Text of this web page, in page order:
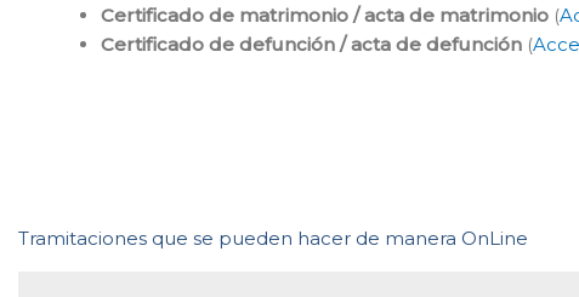
Certificado de matrimonio / acta de matrimonio(
Certificado de defunción / acta de defunción(
Tramitaciones que se pueden hacer de manera OnLine